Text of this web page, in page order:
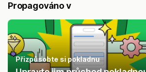
Propagováno v
Přizpůsobte si pokladnu